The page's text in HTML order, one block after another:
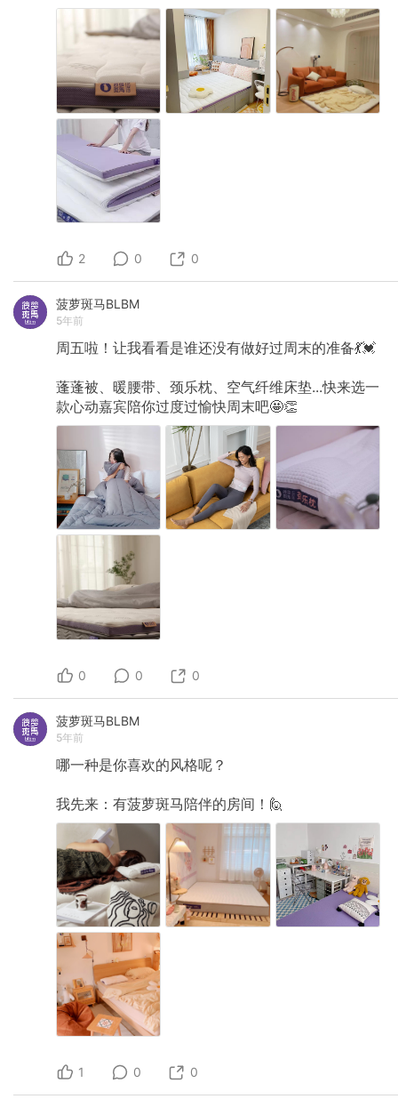
2 0 0
菠萝斑马BLBM
5年前
周五啦！让我看看是谁还没有做好过周末的准备💃💓
蓬蓬被、暖腰带、颈乐枕、空气纤维床垫...快来选一
款心动嘉宾陪你过度过愉快周末吧🤩👏
0 0 0
菠萝斑马BLBM
5年前
哪一种是你喜欢的风格呢？
我先来：有菠萝斑马陪伴的房间！🙋
1 0 0